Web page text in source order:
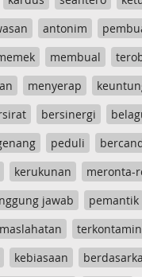
antonim
membual
menyerap
bersinergi
peduli
kerukunan
meronta-
jawab
pemantik
kebiasaan